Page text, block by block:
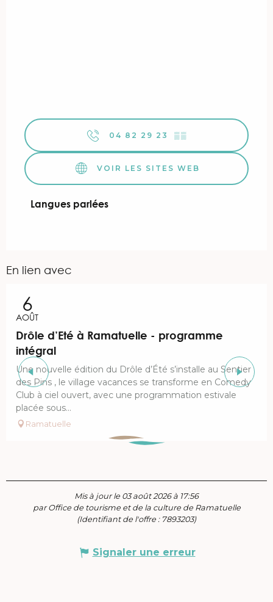
04 82 29 23 ▒▒
VOIR LES SITES WEB
Langues parlées
Langues parlées
En lien avec
6
AOÛT
Drôle d’Eté à Ramatuelle - programme
intégral
Une nouvelle édition du Drôle d’Été s’installe au Sentier
des Pins , le village vacances se transforme en Comedy
Club à ciel ouvert, avec une programmation estivale
placée sous...
Ramatuelle
Mis à jour le 03 août 2026 à 17:56
par Office de tourisme et de la culture de Ramatuelle
(Identifiant de l'offre : 7893203)
Signaler une erreur